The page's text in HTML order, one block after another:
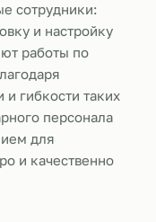
сотрудники:
и настройку
работы по
гибкости таких
персонала
для
и качественно